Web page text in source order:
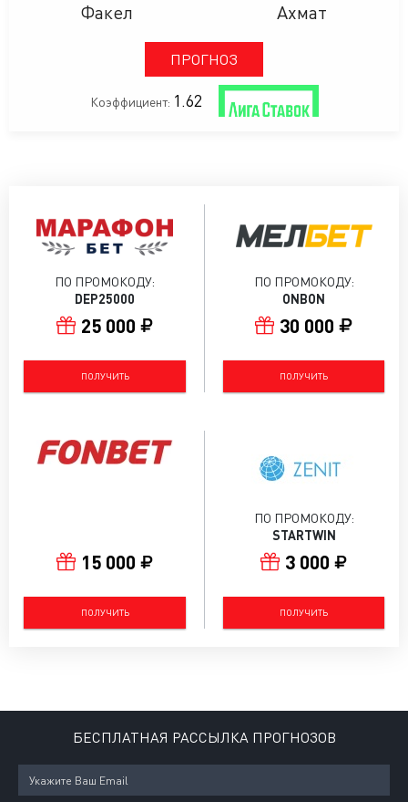
Факел
ПРОГНОЗ
Ахмат
Коэффициент: 1.62
ПО ПРОМОКОДУ:
DEP25000
25 000
ПОЛУЧИТЬ
ПО ПРОМОКОДУ:
ONBON
30 000
ПОЛУЧИТЬ
15 000
ПОЛУЧИТЬ
ПО ПРОМОКОДУ:
STARTWIN
3 000
ПОЛУЧИТЬ
БЕСПЛАТНАЯ РАССЫЛКА ПРОГНОЗОВ